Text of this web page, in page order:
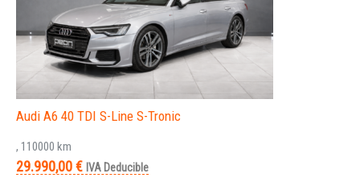
Audi A6 40 TDI S-Line S-Tronic
, 110000 km
29.990,00 € IVA Deducible